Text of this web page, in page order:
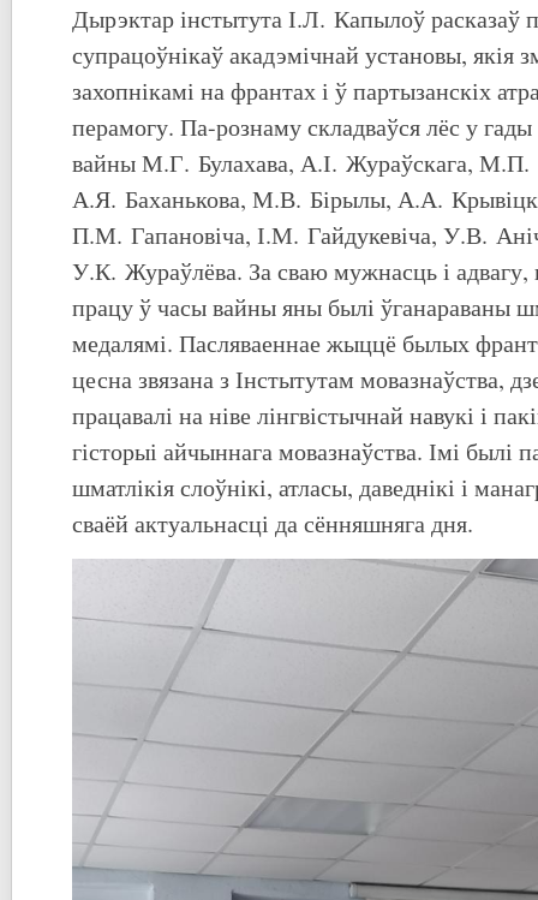
Дырэктар інстытута І.Л. Капылоў расказаў
супрацоўнікаў акадэмічнай установы, якія
захопнікамі на франтах і ў партызанскіх
перамогу. Па-рознаму складваўся лёс у
вайны М.Г. Булахава, А.І. Жураўскага, М.П.
А.Я. Баханькова, М.В. Бірылы, А.А.
П.М. Гапановіча, І.М. Гайдукевіча, У.В.
У.К. Жураўлёва. За сваю мужнасць і адвагу,
працу ў часы вайны яны былі ўганараваны
медалямі. Пасляваеннае жыццё былых
цесна звязана з Інстытутам мовазнаўства,
працавалі на ніве лінгвістычнай навукі і
гісторыі айчыннага мовазнаўства. Імі былі
шматлікія слоўнікі, атласы, даведнікі і
сваёй актуальнасці да сённяшняга дня.